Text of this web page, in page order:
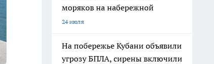
моряков на набережной
24 июля
На побережье Кубани объявили
угрозу БПЛА, сирены включили